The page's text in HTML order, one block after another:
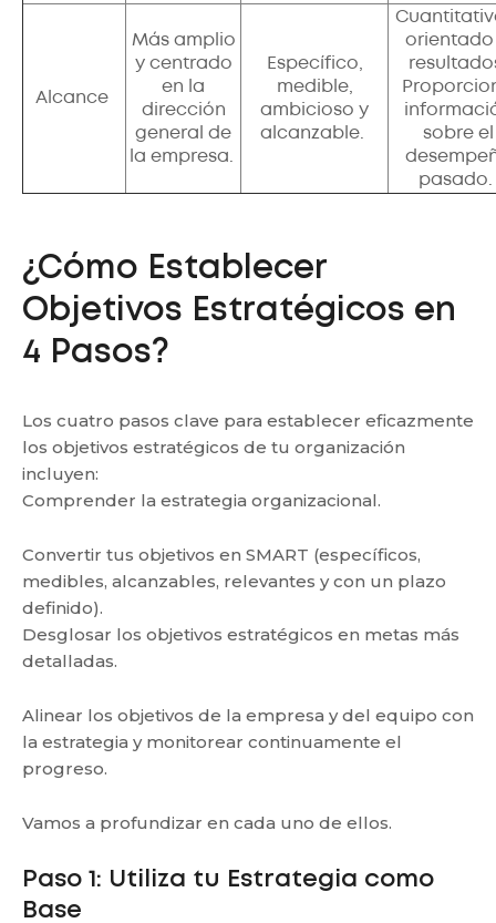
Alcance
Más amplio
y centrado
en la
dirección
general de
la empresa.
Específico,
medible,
ambicioso y
alcanzable.
orientado
sobre el
pasado.
¿Cómo Establecer
Objetivos Estratégicos en
4 Pasos?
Los cuatro pasos clave para establecer eficazmente
los objetivos estratégicos de tu organización
incluyen:
Comprender la estrategia organizacional.
Convertir tus objetivos en SMART (específicos,
medibles, alcanzables, relevantes y con un plazo
definido).
Desglosar los objetivos estratégicos en metas más
detalladas.
Alinear los objetivos de la empresa y del equipo con
la estrategia y monitorear continuamente el
progreso.
Vamos a profundizar en cada uno de ellos.
Paso 1: Utiliza tu Estrategia como
Base